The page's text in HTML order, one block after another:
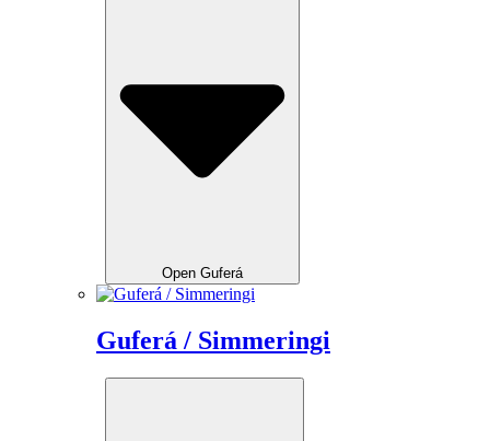
Open Guferá
Guferá / Simmeringi